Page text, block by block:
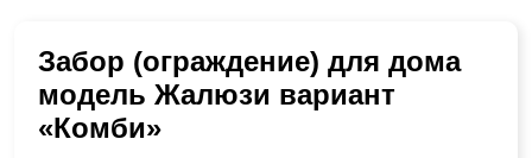
Забор (ограждение) для дома
модель Жалюзи вариант
«Комби»